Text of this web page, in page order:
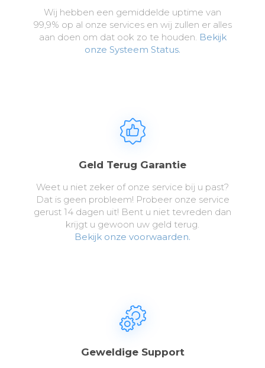
Wij hebben een gemiddelde uptime van
99,9% op al onze services en wij zullen er alles
aan doen om dat ook zo te houden. Bekijk
onze Systeem Status.
Geld Terug Garantie
Weet u niet zeker of onze service bij u past?
Dat is geen probleem! Probeer onze service
gerust 14 dagen uit! Bent u niet tevreden dan
krijgt u gewoon uw geld terug.
Bekijk onze voorwaarden.
Geweldige Support